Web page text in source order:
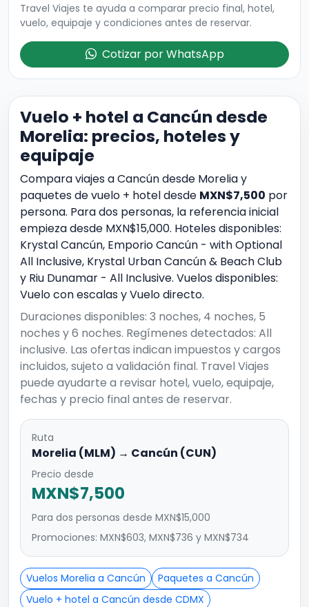
Travel Viajes te ayuda a comparar precio final, hotel,
vuelo, equipaje y condiciones antes de reservar.
Cotizar por WhatsApp
Vuelo + hotel a Cancún desde
Morelia: precios, hoteles y
equipaje
Compara viajes a Cancún desde Morelia y
paquetes de vuelo + hotel desde MXN$7,500 por
persona. Para dos personas, la referencia inicial
empieza desde MXN$15,000. Hoteles disponibles:
Krystal Cancún, Emporio Cancún - with Optional
All Inclusive, Krystal Urban Cancún & Beach Club
y Riu Dunamar - All Inclusive. Vuelos disponibles:
Vuelo con escalas y Vuelo directo.
Duraciones disponibles: 3 noches, 4 noches, 5
noches y 6 noches. Regímenes detectados: All
inclusive. Las ofertas indican impuestos y cargos
incluidos, sujeto a validación final. Travel Viajes
puede ayudarte a revisar hotel, vuelo, equipaje,
fechas y precio final antes de reservar.
Ruta
Morelia (MLM) → Cancún (CUN)
Precio desde
MXN$7,500
Para dos personas desde MXN$15,000
Promociones: MXN$603, MXN$736 y MXN$734
Vuelos Morelia a Cancún
Paquetes a Cancún
Vuelo + hotel a Cancún desde CDMX